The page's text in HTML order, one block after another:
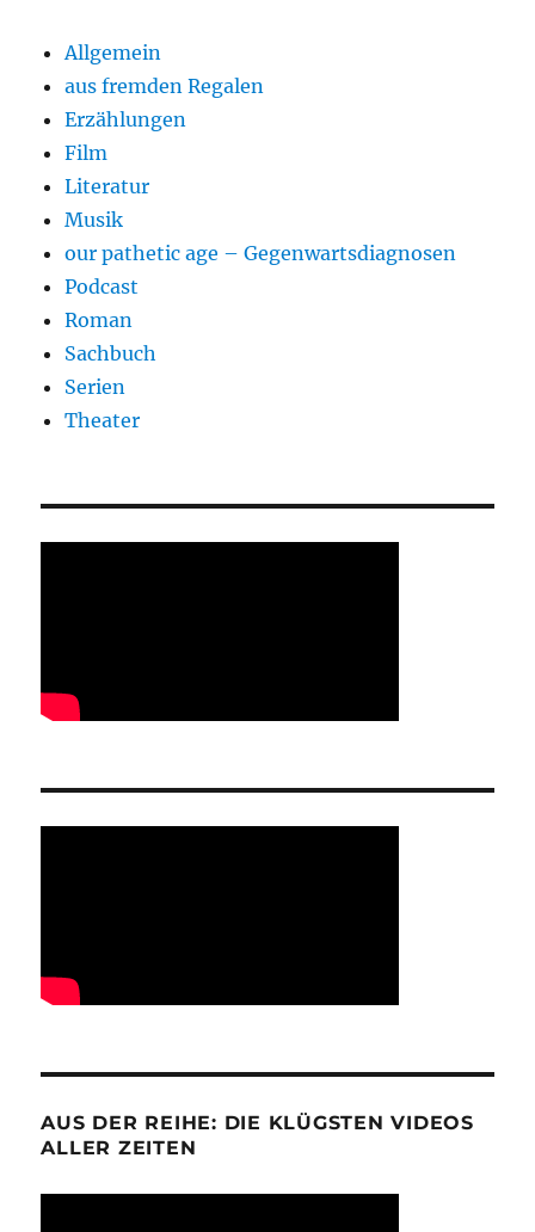
Allgemein
aus fremden Regalen
Erzählungen
Film
Literatur
Musik
our pathetic age – Gegenwartsdiagnosen
Podcast
Roman
Sachbuch
Serien
Theater
AUS DER REIHE: DIE KLÜGSTEN VIDEOS
ALLER ZEITEN